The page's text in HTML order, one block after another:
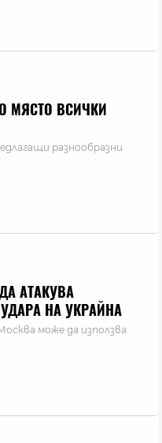
МЯСТО ВСИЧКИ
разнообразни
АТАКУВА
НА УКРАЙНА
може да използва